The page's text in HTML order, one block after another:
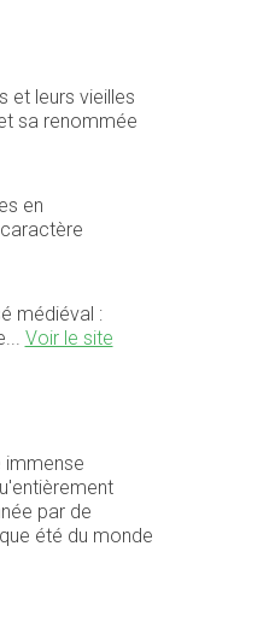
et leurs vieilles
sa renommée
en
médiéval :
Voir le site
immense
par de
été du monde